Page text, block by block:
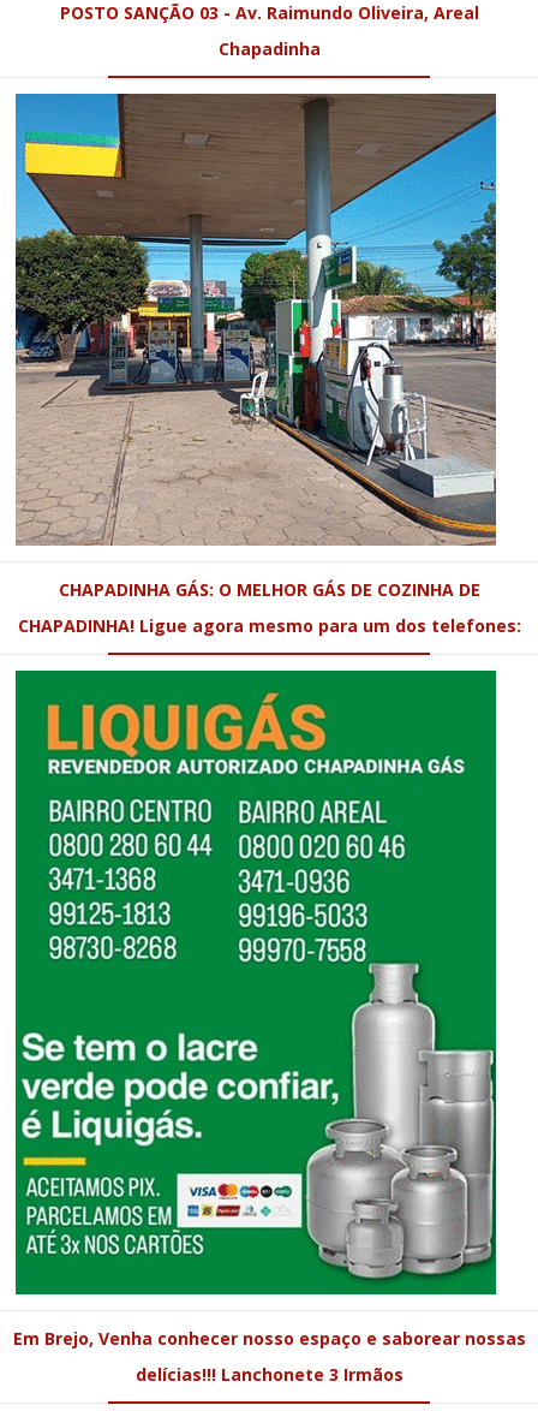
POSTO SANÇÃO 03 - Av. Raimundo Oliveira, Areal
Chapadinha
CHAPADINHA GÁS: O MELHOR GÁS DE COZINHA DE
CHAPADINHA! Ligue agora mesmo para um dos telefones:
Em Brejo, Venha conhecer nosso espaço e saborear nossas
delícias!!! Lanchonete 3 Irmãos